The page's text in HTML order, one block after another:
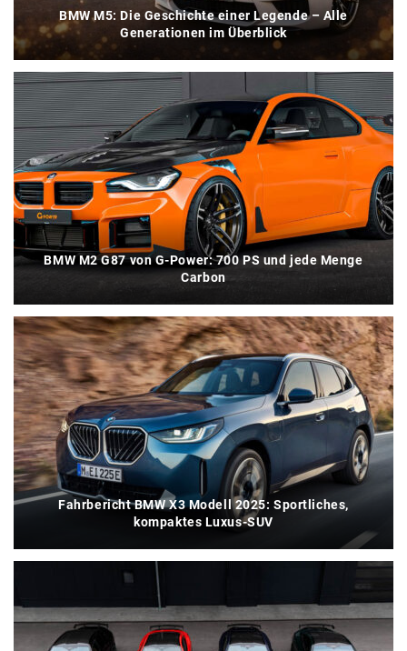
BMW M5: Die Geschichte einer Legende – Alle
Generationen im Überblick
BMW M2 G87 von G-Power: 700 PS und jede Menge
Carbon
Fahrbericht BMW X3 Modell 2025: Sportliches,
kompaktes Luxus-SUV